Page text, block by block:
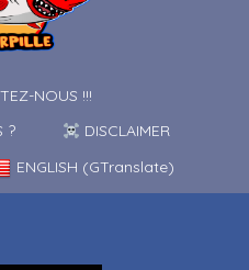
NOUS !!!
?
DISCLAIMER
ENGLISH (GTranslate)